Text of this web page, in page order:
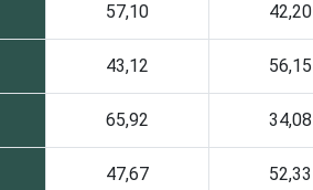
57,10 42,20
43,12 56,15
65,92 34,08
47,67 52,33